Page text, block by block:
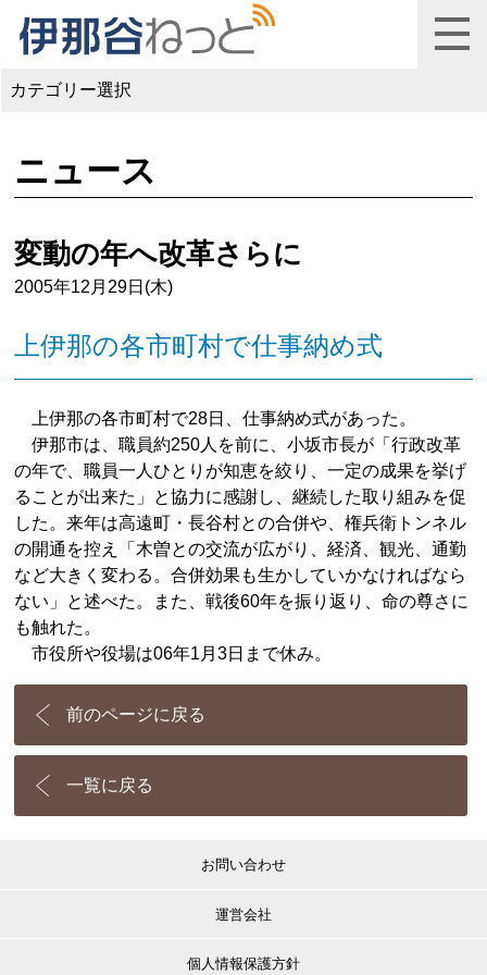
カテゴリー選択
ニュース
変動の年へ改革さらに
2005年12月29日(木)
上伊那の各市町村で仕事納め式
上伊那の各市町村で28日、仕事納め式があった。
伊那市は、職員約250人を前に、小坂市長が「行政改革
の年で、職員一人ひとりが知恵を絞り、一定の成果を挙げ
ることが出来た」と協力に感謝し、継続した取り組みを促
した。来年は高遠町・長谷村との合併や、権兵衛トンネル
の開通を控え「木曽との交流が広がり、経済、観光、通勤
など大きく変わる。合併効果も生かしていかなければなら
ない」と述べた。また、戦後60年を振り返り、命の尊さに
も触れた。
市役所や役場は06年1月3日まで休み。
前のページに戻る
一覧に戻る
お問い合わせ
運営会社
個人情報保護方針